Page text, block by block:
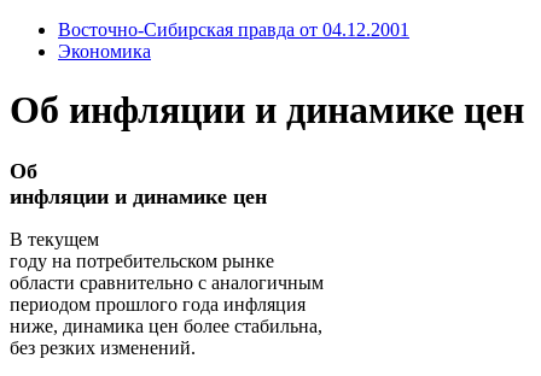
Восточно-Сибирская правда от 04.12.2001
Экономика
Об инфляции и динамике цен
Об
инфляции и динамике цен
В текущем
году на потребительском рынке
области сравнительно с аналогичным
периодом прошлого года инфляция
ниже, динамика цен более стабильна,
без резких изменений.